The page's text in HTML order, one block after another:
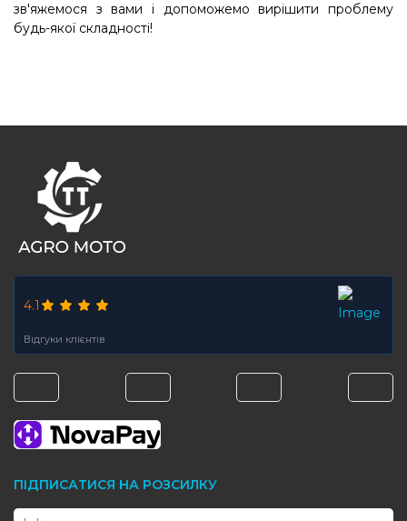
зв'яжемося з вами і допоможемо вирішити проблему
будь-якої складності!
4.1
Відгуки клієнтів
ПІДПИСАТИСЯ НА РОЗСИЛКУ